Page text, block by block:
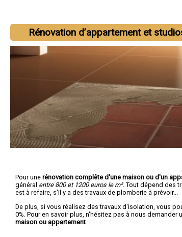
Rénovation d’appartement et
Pour une rénovation complête d'une maison ou d'un
général entre 800 et 1200 euros le m². Tout dépend des
est à refaire, s'il y a des travaux de plomberie à prévoir...
De plus, si vous réalisez des travaux d'isolation, vous
0%. Pour en savoir plus, n'hésitez pas à nous demander
maison ou appartement